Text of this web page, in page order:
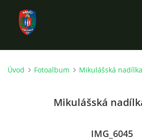
ÚVOD
HISTORIE SBORU
VÝKONNÝ VÝBOR SBORU
Úvod Fotoalbum Mikulášská
Mikulášská
IMG_6045